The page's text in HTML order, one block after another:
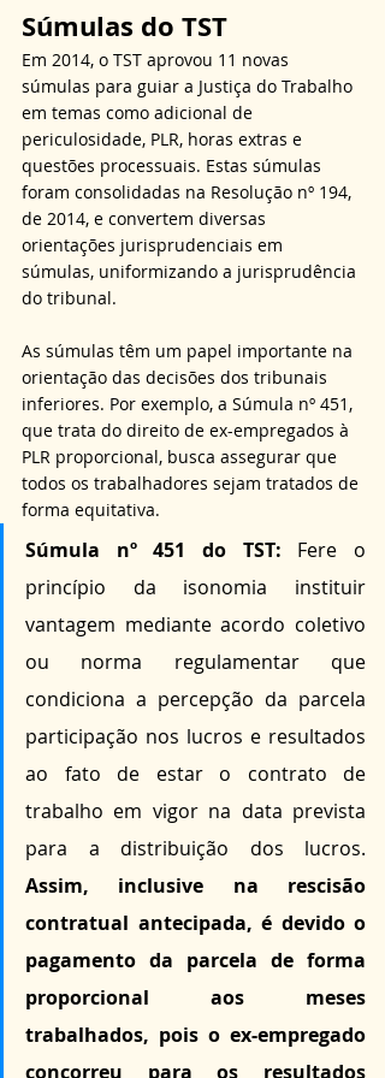
Súmulas do TST
Em 2014, o TST aprovou 11 novas
súmulas para guiar a Justiça do Trabalho
em temas como adicional de
periculosidade, PLR, horas extras e
questões processuais. Estas súmulas
foram consolidadas na Resolução nº 194,
de 2014, e convertem diversas
orientações jurisprudenciais em
súmulas, uniformizando a jurisprudência
do tribunal.
As súmulas têm um papel importante na
orientação das decisões dos tribunais
inferiores. Por exemplo, a Súmula nº 451,
que trata do direito de ex-empregados à
PLR proporcional, busca assegurar que
todos os trabalhadores sejam tratados de
forma equitativa.
Súmula nº 451 do TST: Fere o
princípio da isonomia instituir
vantagem mediante acordo coletivo
ou norma regulamentar que
condiciona a percepção da parcela
participação nos lucros e resultados
ao fato de estar o contrato de
trabalho em vigor na data prevista
Assim, inclusive na rescisão
contratual antecipada, é devido o
pagamento da parcela de forma
proporcional aos meses
trabalhados, pois o ex-empregado
concorreu para os resultados